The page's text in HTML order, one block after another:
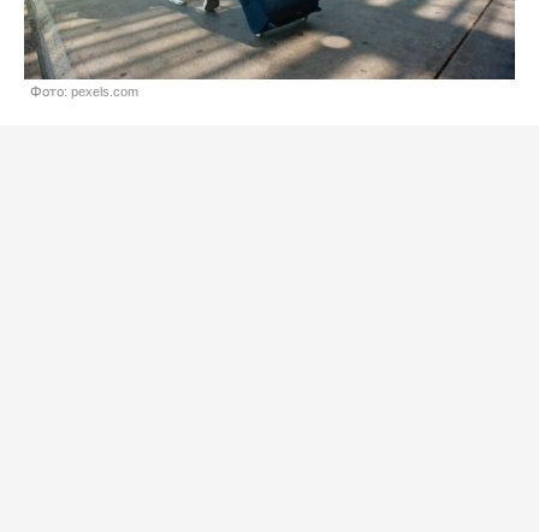
Фото: pexels.com